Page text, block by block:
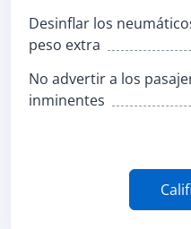
Desinflar los
peso extra
No advertir a los
inminentes